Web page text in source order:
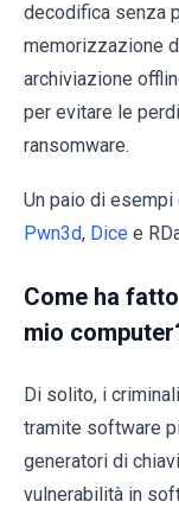
decodifica senza
memorizzazione
archiviazione
per evitare le
ransomware.
Un paio di
Pwn3d, Dice e
Come ha
mio
Di solito, i
tramite software
generatori di
vulnerabilità in